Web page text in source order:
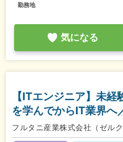
勤務地
気になる
【ITエンジニア】未
を学んでからIT業界へ
フルタニ産業株式会社（ゼル